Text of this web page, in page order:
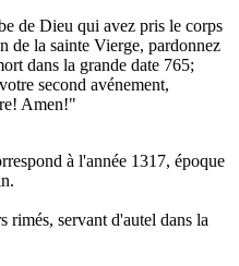
de Dieu qui avez pris le corps
de la sainte Vierge, pardonnez
dans la grande date 765;
second avénement,
Amen!"
à l'année 1317, époque
rimés, servant d'autel dans la